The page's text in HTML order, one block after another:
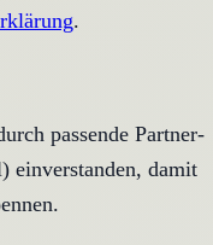
.
passende Partner-
einverstanden, damit